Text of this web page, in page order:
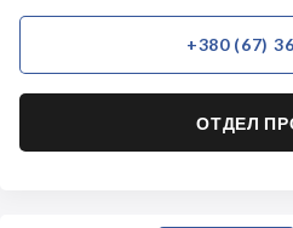
+380 (67)
ОТДЕЛ